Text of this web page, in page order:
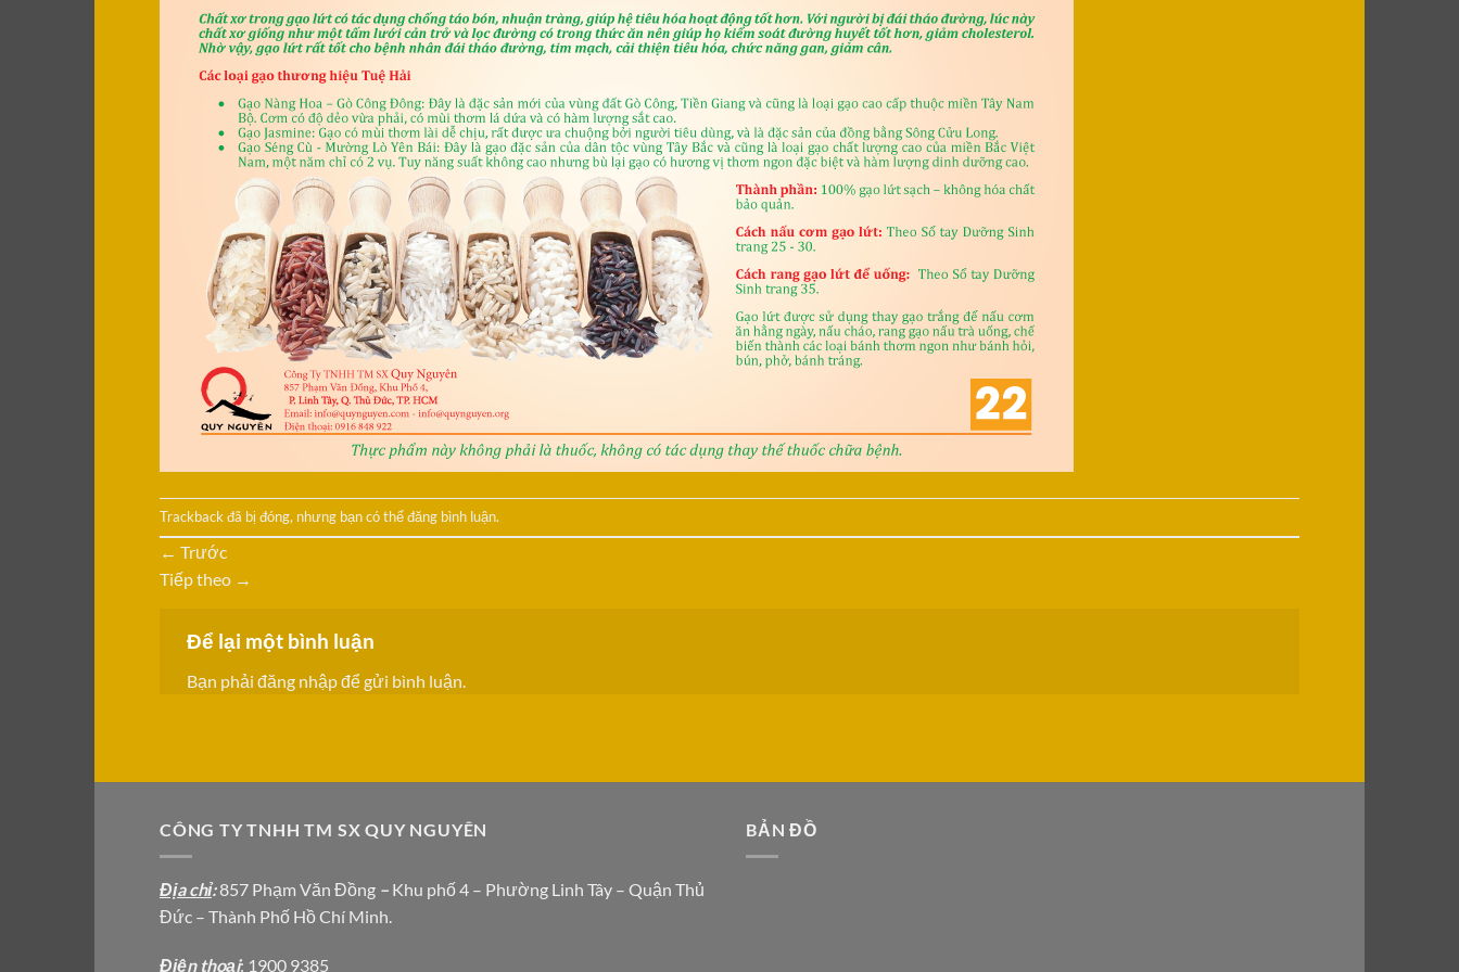
Trackback đã bị đóng, nhưng bạn có thểđăng bình luận.
← Trước
Tiếp theo →
Để lại một bình luận
Bạn phải đăng nhậpđể gửi bình luận.
CÔNG TY TNHH TM SX QUY NGUYÊN
Địa chỉ:857 Phạm Văn Đồng – Khu phố 4 – Phường Linh Tây – Quận Thủ
Đức – Thành Phố Hồ Chí Minh.
Địện thoại: 1900 9385
BẢN ĐỒ